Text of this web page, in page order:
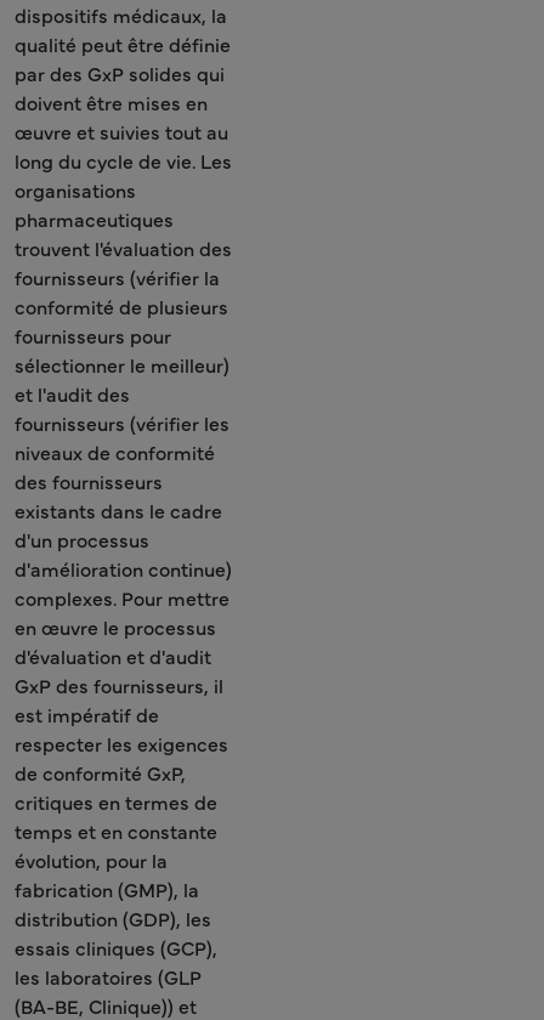
dispositifs médicaux, la
qualité peut être définie
par des GxP solides qui
doivent être mises en
œuvre et suivies tout au
long du cycle de vie. Les
organisations
pharmaceutiques
trouvent l'évaluation des
fournisseurs (vérifier la
conformité de plusieurs
fournisseurs pour
sélectionner le meilleur)
et l'audit des
fournisseurs (vérifier les
niveaux de conformité
des fournisseurs
existants dans le cadre
d'un processus
d'amélioration continue)
complexes. Pour mettre
en œuvre le processus
d'évaluation et d'audit
GxP des fournisseurs, il
est impératif de
respecter les exigences
de conformité GxP,
critiques en termes de
temps et en constante
évolution, pour la
fabrication (GMP), la
distribution (GDP), les
essais cliniques (GCP),
les laboratoires (GLP
(BA-BE, Clinique)) et